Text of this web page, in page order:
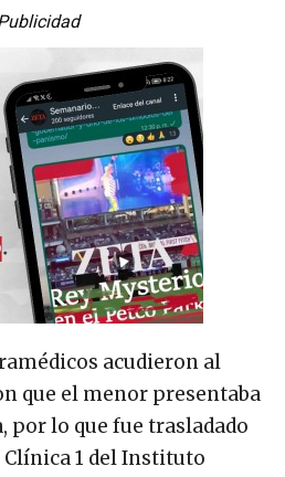
acudieron al
que el menor presentaba
por lo que fue trasladado
Clínica 1 del Instituto